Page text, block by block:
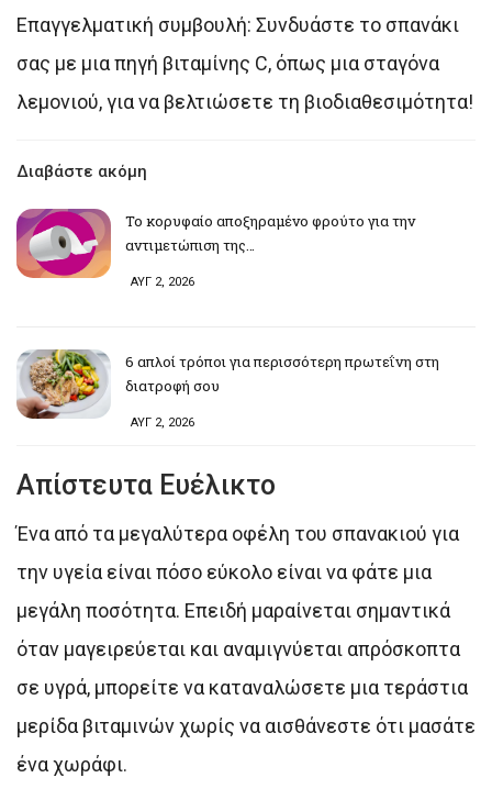
Επαγγελματική συμβουλή: Συνδυάστε το σπανάκι
σας με μια πηγή βιταμίνης C, όπως μια σταγόνα
λεμονιού, για να βελτιώσετε τη βιοδιαθεσιμότητα!
Διαβάστε ακόμη
Το κορυφαίο αποξηραμένο φρούτο για την
αντιμετώπιση της…
ΑΥΓ 2, 2026
6 απλοί τρόποι για περισσότερη πρωτεΐνη στη
διατροφή σου
ΑΥΓ 2, 2026
Απίστευτα Ευέλικτο
Ένα από τα μεγαλύτερα οφέλη του σπανακιού για
την υγεία είναι πόσο εύκολο είναι να φάτε μια
μεγάλη ποσότητα. Επειδή μαραίνεται σημαντικά
όταν μαγειρεύεται και αναμιγνύεται απρόσκοπτα
σε υγρά, μπορείτε να καταναλώσετε μια τεράστια
μερίδα βιταμινών χωρίς να αισθάνεστε ότι μασάτε
ένα χωράφι.